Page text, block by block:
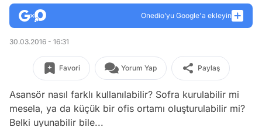
Onedio’yu Google'a ekleyin
30.03.2016 - 16:31
Favori Yorum Yap Paylaş
Asansör nasıl farklı kullanılabilir? Sofra kurulabilir mi
mesela, ya da küçük bir ofis ortamı oluşturulabilir mi?
Belki uyunabilir bile...